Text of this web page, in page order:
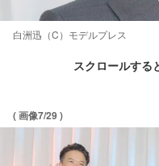
白洲迅（C）モデルプレス
スクロールする
( 画像7/29 )